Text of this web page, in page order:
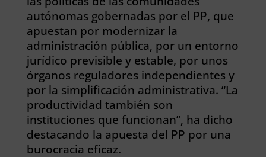
autónomas gobernadas por el PP, que
apuestan por modernizar la
administración pública, por un entorno
jurídico previsible y estable, por unos
órganos reguladores independientes y
por la simplificación administrativa. “La
productividad también son
instituciones que funcionan”, ha dicho
destacando la apuesta del PP por una
burocracia eficaz.